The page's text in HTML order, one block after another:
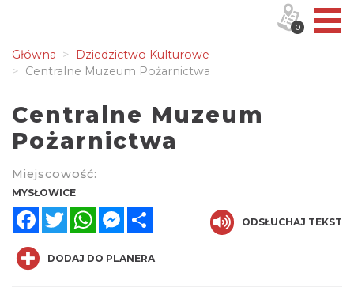
Główna
Dziedzictwo Kulturowe
Centralne Muzeum Pożarnictwa
Centralne Muzeum
Pożarnictwa
Miejscowość:
MYSŁOWICE
FacebookTwitterWhatsAppMessenger
ODSŁUCHAJ TEKST
DODAJ DO PLANERA
0